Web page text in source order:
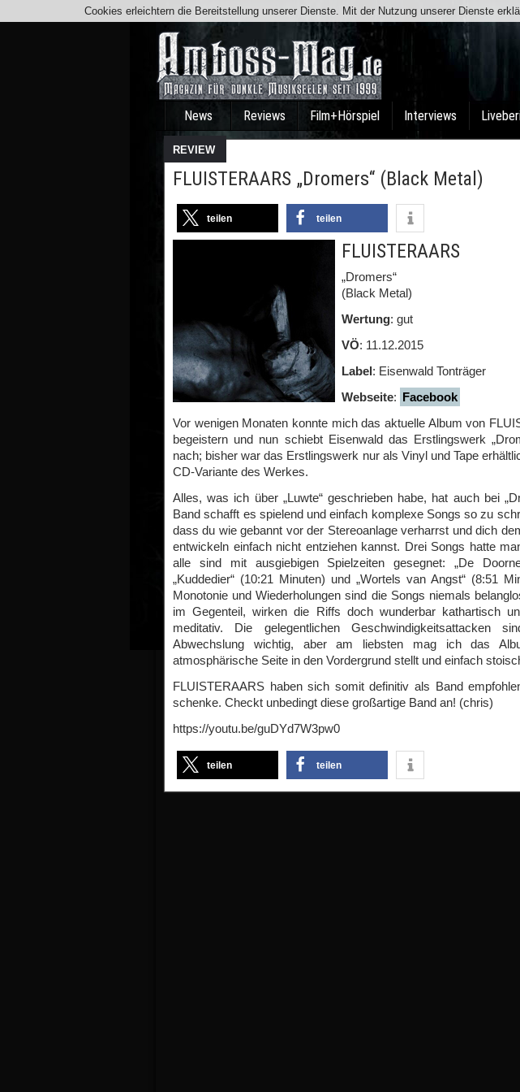
News Reviews Film+Hörspiel Interviews
REVIEW
FLUISTERAARS „Dromers“ (Black Metal)
teilen teilen
FLUISTERAARS
„Dromers“
(Black Metal)
Wertung: gut
VÖ: 11.12.2015
Label: Eisenwald Tonträger
Webseite: Facebook
Vor wenigen Monaten konnte mich das aktuelle Album von
begeistern und nun schiebt Eisenwald das Erstlingswerk
nach; bisher war das Erstlingswerk nur als Vinyl und Tape
CD-Variante des Werkes.
Alles, was ich über „Luwte“ geschrieben habe, hat auch bei
Band schafft es spielend und einfach komplexe Songs so zu
dass du wie gebannt vor der Stereoanlage verharrst und dich
entwickeln einfach nicht entziehen kannst. Drei Songs hatte
alle sind mit ausgiebigen Spielzeiten gesegnet: „De
„Kuddedier“ (10:21 Minuten) und „Wortels van Angst“ (8:51
Monotonie und Wiederholungen sind die Songs niemals
im Gegenteil, wirken die Riffs doch wunderbar kathartisch
meditativ. Die gelegentlichen Geschwindigkeitsattacken
Abwechslung wichtig, aber am liebsten mag ich das
atmosphärische Seite in den Vordergrund stellt und einfach
FLUISTERAARS haben sich somit definitiv als Band
schenke. Checkt unbedingt diese großartige Band an! (chris)
https://youtu.be/guDYd7W3pw0
teilen teilen
Cookies erleichtern die Bereitstellung unserer Dienste. Mit der Nutzung unserer Dienste